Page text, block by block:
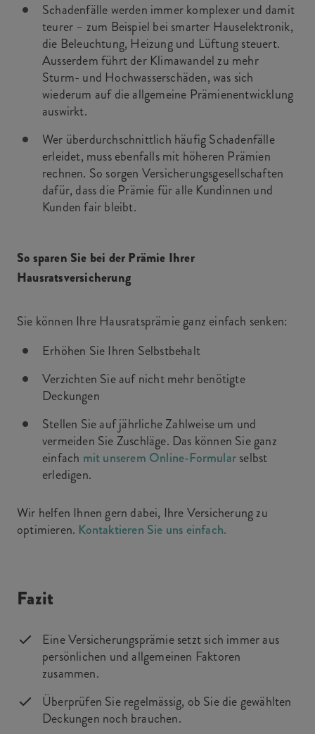
Schadenfälle werden immer komplexer und damit
teurer – zum Beispiel bei smarter Hauselektronik,
die Beleuchtung, Heizung und Lüftung steuert.
Ausserdem führt der Klimawandel zu mehr
Sturm- und Hochwasserschäden, was sich
wiederum auf die allgemeine Prämienentwicklung
auswirkt.
Wer überdurchschnittlich häufig Schadenfälle
erleidet, muss ebenfalls mit höheren Prämien
rechnen. So sorgen Versicherungsgesellschaften
dafür, dass die Prämie für alle Kundinnen und
Kunden fair bleibt.
So sparen Sie bei der Prämie Ihrer
Hausratsversicherung
Sie können Ihre Hausratsprämie ganz einfach senken:
Erhöhen Sie Ihren Selbstbehalt
Verzichten Sie auf nicht mehr benötigte
Deckungen
Stellen Sie auf jährliche Zahlweise um und
vermeiden Sie Zuschläge. Das können Sie ganz
einfach mit unserem Online-Formularselbst
erledigen.
Wir helfen Ihnen gern dabei, Ihre Versicherung zu
optimieren. Kontaktieren Sie uns einfach.
Fazit
Eine Versicherungsprämie setzt sich immer aus
persönlichen und allgemeinen Faktoren
zusammen.
Überprüfen Sie regelmässig, ob Sie die gewählten
Deckungen noch brauchen.